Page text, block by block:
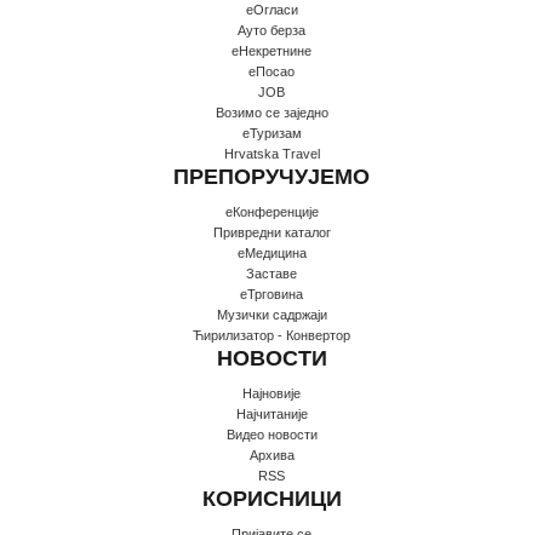
еОгласи
Ауто берза
еНекретнине
еПосао
JOB
Возимо се заједно
еТуризам
Hrvatska Travel
ПРЕПОРУЧУЈЕМО
еКонференције
Привредни каталог
еМедицина
Заставе
еТрговина
Музички садржаји
Ћирилизатор - Конвертор
НОВОСТИ
Најновије
Најчитаније
Видео новости
Архива
RSS
КОРИСНИЦИ